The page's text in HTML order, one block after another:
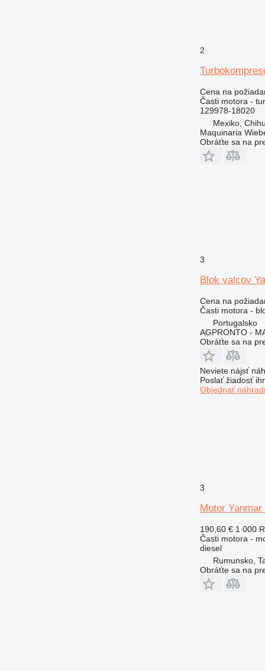
2
Cena na
Časti motora -
129978-18020
Mexiko,
Maquinaria
Obráťte sa na
3
Blok valcov
Cena na
Časti motora -
Portugalsko
AGPRONTO -
Obráťte sa na
Neviete nájsť
Poslať žiadosť
Objednať
3
Motor
190,60 € 1 000
Časti motora -
diesel
Rumunsko,
Obráťte sa na